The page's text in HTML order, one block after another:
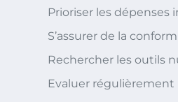
Prioriser les
S’assurer de la
Rechercher les outils
Evaluer régulièrement